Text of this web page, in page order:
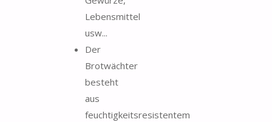
Lebensmittel
usw...
Der
Brotwächter
besteht
aus
feuchtigkeitsresistentem